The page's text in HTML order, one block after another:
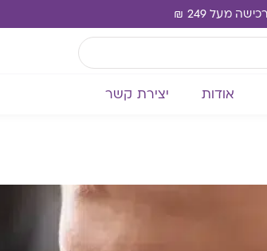
אודות יצירת קשר